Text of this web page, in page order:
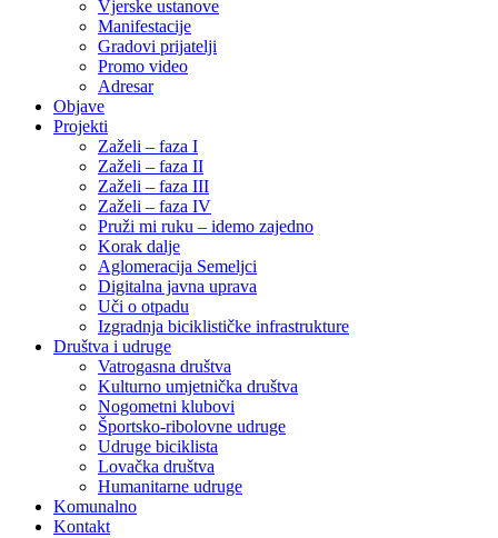
Vjerske ustanove
Manifestacije
Gradovi prijatelji
Promo video
Adresar
Objave
Projekti
Zaželi – faza I
Zaželi – faza II
Zaželi – faza III
Zaželi – faza IV
Pruži mi ruku – idemo zajedno
Korak dalje
Aglomeracija Semeljci
Digitalna javna uprava
Uči o otpadu
Izgradnja biciklističke infrastrukture
Društva i udruge
Vatrogasna društva
Kulturno umjetnička društva
Nogometni klubovi
Športsko-ribolovne udruge
Udruge biciklista
Lovačka društva
Humanitarne udruge
Komunalno
Kontakt